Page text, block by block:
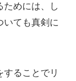
ためには、し
いても真剣に
ることでリ